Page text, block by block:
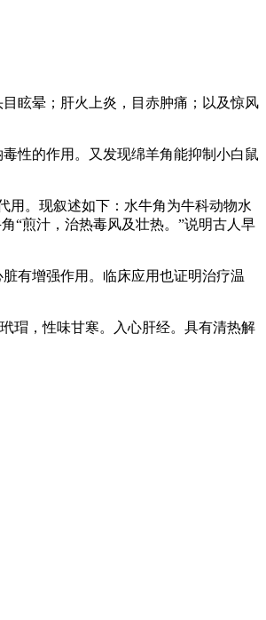
眩晕；肝火上炎，目赤肿痛；以及惊风
性的作用。又发现绵羊角能抑制小白鼠
用。现叙述如下：水牛角为牛科动物水
“煎汁，治热毒风及壮热。”说明古人早
有增强作用。临床应用也证明治疗温
瑁，性味甘寒。入心肝经。具有清热解